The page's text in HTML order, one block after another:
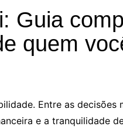
Guia
quem
Entre as decisões
e a tranquilidade